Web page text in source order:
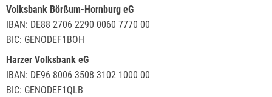
Volksbank Börßum-Hornburg eG
IBAN: DE88 2706 2290 0060 7770 00
BIC: GENODEF1BOH
Harzer Volksbank eG
IBAN: DE96 8006 3508 3102 1000 00
BIC: GENODEF1QLB